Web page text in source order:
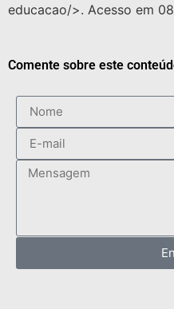
educacao/>. Acesso em
Comente sobre este